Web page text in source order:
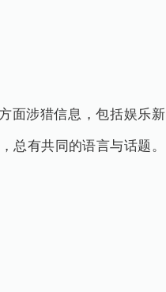
面涉猎信息，包括娱乐新
总有共同的语言与话题。